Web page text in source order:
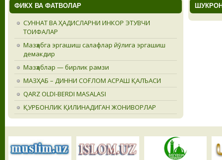
ФИКХ ВА ФАТВОЛАР
СУННАТ ВА ҲАДИСЛАРНИ ИНКОР ЭТУВЧИ
ТОИФАЛАР
Мазҳабга эргашиш салафлар йӯлига эргашиш
демакдир
Мазҳаблар — бирлик рамзи
МАЗҲАБ – ДИННИ СОҒЛОМ АСРАШ ҚАЛЪАСИ
QARZ OLDI-BERDI MASALASI
ҚУРБОНЛИК ҚИЛИНАДИГАН ЖОНИВОРЛАР